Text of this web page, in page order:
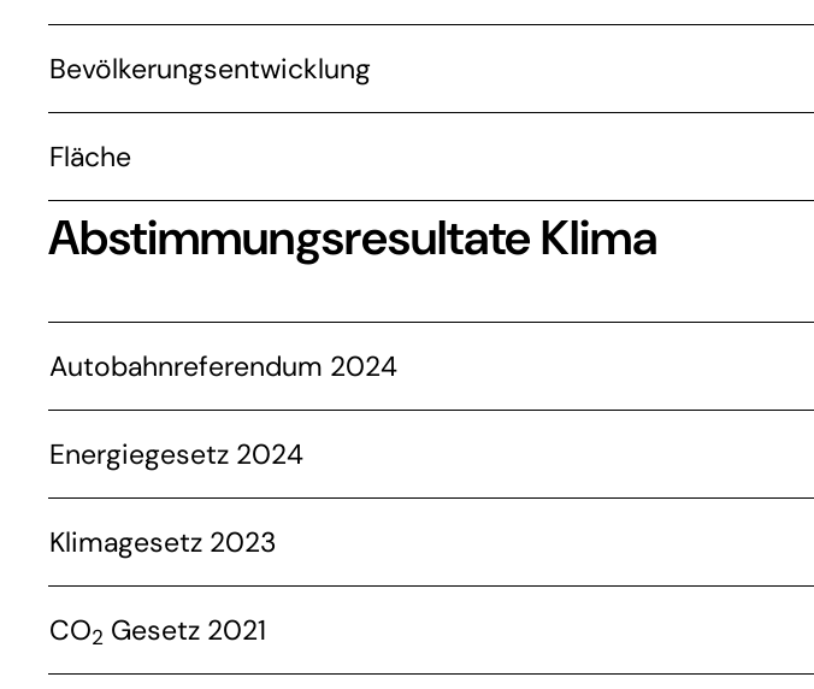
Bevölkerungsentwicklung
Fläche
Abstimmungsresultate Klima
Autobahnreferendum 2024
Energiegesetz 2024
Klimagesetz 2023
CO2 Gesetz 2021